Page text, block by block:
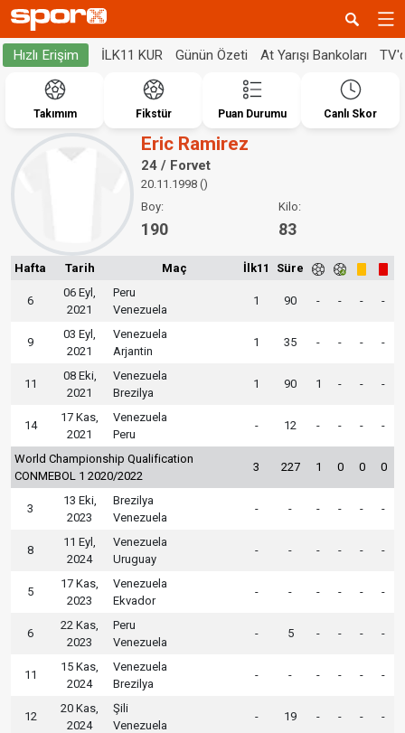
Hızlı Erişim İLK11 KUR Günün Özeti At Yarışı Bankoları
Takımım Fikstür Puan Durumu Canlı Skor
Eric Ramirez
24 / Forvet
20.11.1998 ()
Boy:
190
Kilo:
83
Hafta Tarih Maç İlk11 Süre
6
06 Eyl,
2021
Peru
Venezuela
1 90 - - - -
9
03 Eyl,
2021
Venezuela
Arjantin
1 35 - - - -
11
08 Eki,
2021
Venezuela
Brezilya
1 90 1 - - -
14
17 Kas,
2021
Venezuela
Peru
- 12 - - - -
World Championship Qualification
CONMEBOL 1 2020/2022
3 227 1 0 0 0
3
13 Eki,
2023
Brezilya
Venezuela
- - - - - -
8
11 Eyl,
2024
Venezuela
Uruguay
- - - - - -
5
17 Kas,
2023
Venezuela
Ekvador
- - - - - -
6
22 Kas,
2023
Peru
Venezuela
- 5 - - - -
11
15 Kas,
2024
Venezuela
Brezilya
- - - - - -
12
20 Kas,
2024
Şili
Venezuela
- 19 - - - -